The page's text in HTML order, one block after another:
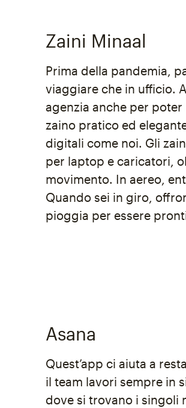
Zaini Minaal
Prima della pandemia,
viaggiare che in ufficio.
agenzia anche per
zaino pratico ed
digitali come noi. Gli
per laptop e caricatori,
movimento. In aereo,
Quando sei in giro,
pioggia per essere
Asana
Quest’app ci aiuta a
il team lavori sempre in
dove si trovano i singoli